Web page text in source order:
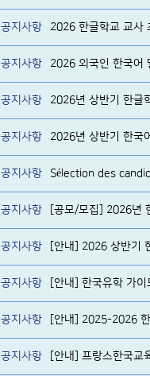
공지사항 2026 한글학교 교사
공지사항 2026 외국인 한국어
공지사항 2026년 상반기 한글
공지사항
공지사항
공지사항 [공모/모집] 2026년
공지사항 [안내] 2026 상반기
공지사항 [안내] 한국유학 가
공지사항 [안내] 2025-2026
공지사항 [안내] 프랑스한국교